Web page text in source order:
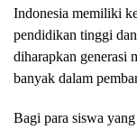
Indonesia memiliki
pendidikan tinggi
diharapkan generasi
banyak dalam
Bagi para siswa